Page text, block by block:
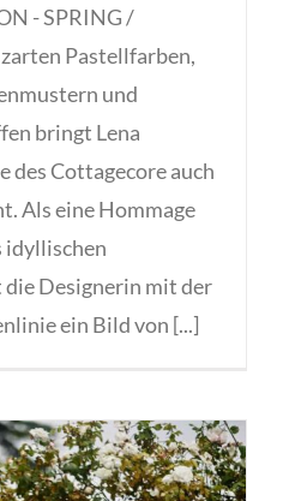
- SPRING /
Pastellfarben,
und
bringt Lena
des Cottagecore auch
Als eine Hommage
idyllischen
die Designerin mit der
ein Bild von [...]